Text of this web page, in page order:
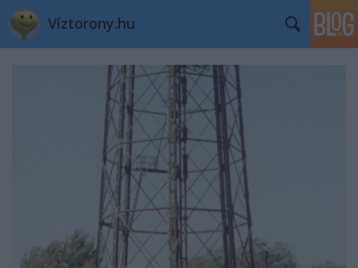
Víztorony.hu